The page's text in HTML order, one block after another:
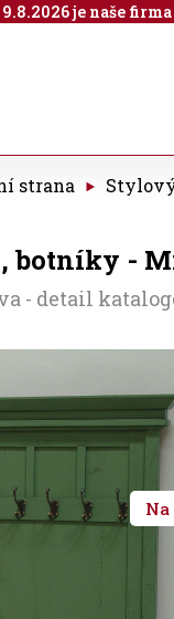
botníky -
- detail
strana
9.8.2026 je naše